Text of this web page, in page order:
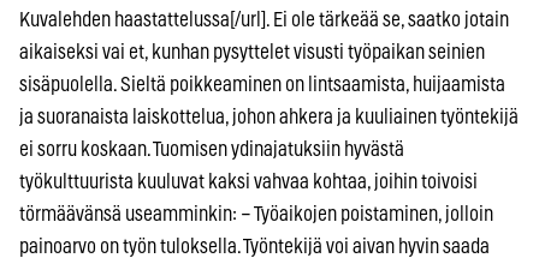
Kuvalehden haastattelussa[/url]. Ei ole tärkeää se, saatko jotain
aikaiseksi vai et, kunhan pysyttelet visusti työpaikan seinien
sisäpuolella. Sieltä poikkeaminen on lintsaamista, huijaamista
ja suoranaista laiskottelua, johon ahkera ja kuuliainen työntekijä
ei sorru koskaan. Tuomisen ydinajatuksiin hyvästä
työkulttuurista kuuluvat kaksi vahvaa kohtaa, joihin toivoisi
törmäävänsä useamminkin: – Työaikojen poistaminen, jolloin
painoarvo on työn tuloksella. Työntekijä voi aivan hyvin saada